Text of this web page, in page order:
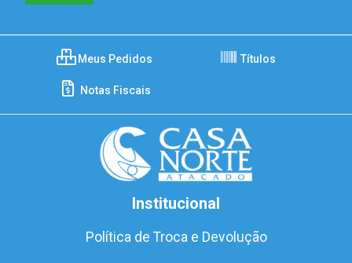
Meus Pedidos Títulos
Notas Fiscais
Institucional
Política de Troca e Devolução